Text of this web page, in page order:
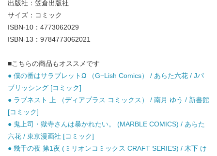
出版社：笠倉出版社
サイズ：コミック
ISBN-10：4773062029
ISBN-13：9784773062021
■こちらの商品もオススメです
● 僕の番はサラブレットΩ （G−Lish Comics） / あらた六花 / Jパ
ブリッシング [コミック]
● ラブネスト 上 （ディアプラス コミックス） / 南月 ゆう / 新書館
[コミック]
● 鬼上司・獄寺さんは暴かれたい。 (MARBLE COMICS) / あらた
六花 / 東京漫画社 [コミック]
● 幾千の夜 第1夜 (ミリオンコミックス CRAFT SERIES) / 木下 け